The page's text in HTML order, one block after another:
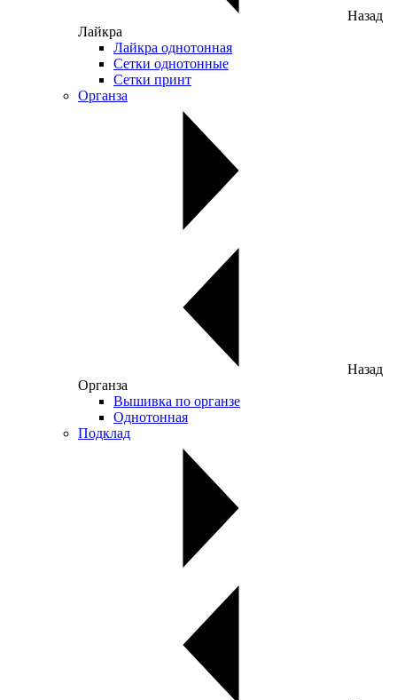
Назад
Лайкра
Лайкра однотонная
Сетки однотонные
Сетки принт
Органза
Назад
Органза
Вышивка по органзе
Однотонная
Подклад